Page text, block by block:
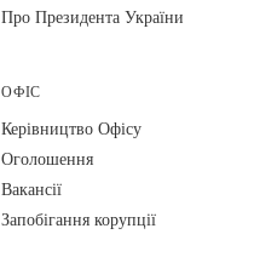
Про Президента України
ОФІС
Керівництво Офісу
Оголошення
Вакансії
Запобігання корупції